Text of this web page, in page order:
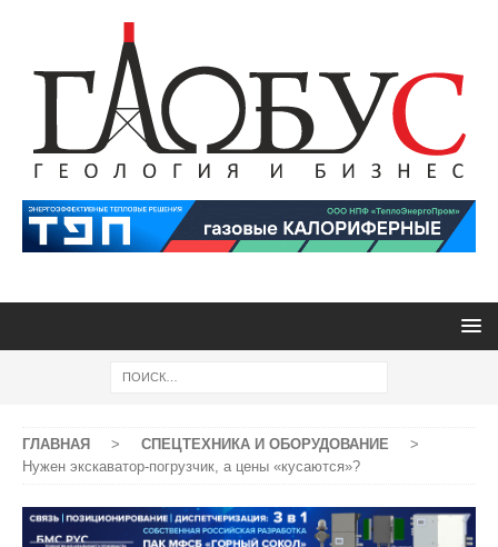
ГЛАВНАЯ > СПЕЦТЕХНИКА И ОБОРУДОВАНИЕ
>
Нужен экскаватор-погрузчик, а цены «кусаются»?